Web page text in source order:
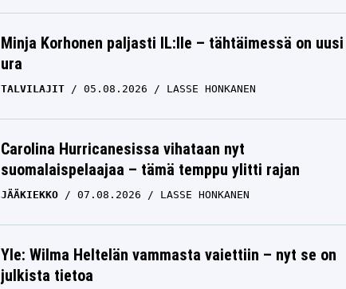
Minja Korhonen paljasti IL:lle – tähtäimessä on uusi
ura
TALVILAJIT 05.08.2026 LASSE HONKANEN
Carolina Hurricanesissa vihataan nyt
suomalaispelaajaa – tämä temppu ylitti rajan
JÄÄKIEKKO 07.08.2026 LASSE HONKANEN
Yle: Wilma Heltelän vammasta vaiettiin – nyt se on
julkista tietoa